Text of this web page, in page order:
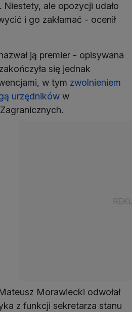
ale opozycji udało
i go zakłamać - ocenił
ją premier - opisywana
się jednak
w tym zwolnieniem
urzędników w
Morawiecki odwołał
z funkcji sekretarza stanu